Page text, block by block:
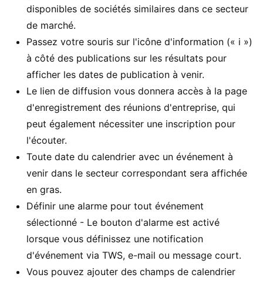
disponibles de sociétés similaires dans ce secteur
de marché.
Passez votre souris sur l'icône d'information (« i »)
à côté des publications sur les résultats pour
afficher les dates de publication à venir.
Le lien de diffusion vous donnera accès à la page
d'enregistrement des réunions d'entreprise, qui
peut également nécessiter une inscription pour
l'écouter.
Toute date du calendrier avec un événement à
venir dans le secteur correspondant sera affichée
en gras.
Définir une alarme pour tout événement
sélectionné - Le bouton d'alarme est activé
lorsque vous définissez une notification
d'événement via TWS, e-mail ou message court.
Vous pouvez ajouter des champs de calendrier